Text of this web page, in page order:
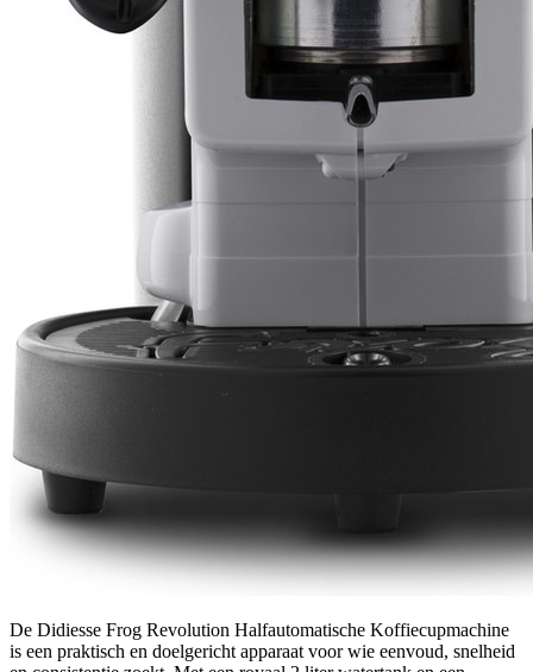
De Didiesse Frog Revolution Halfautomatische Koffiecupmachine
is een praktisch en doelgericht apparaat voor wie eenvoud, snelheid